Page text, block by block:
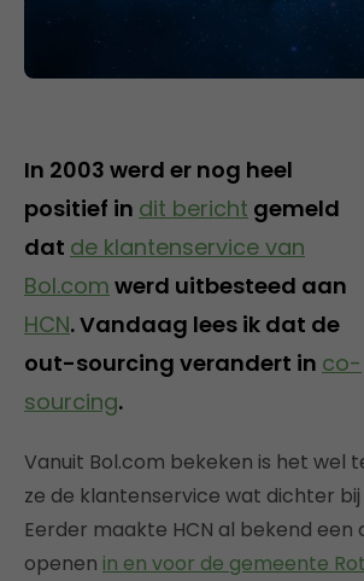
In 2003 werd er nog heel
positief in dit bericht gemeld
dat de klantenservice van
Bol.com werd uitbesteed aan
HCN. Vandaag lees ik dat de
out-sourcing verandert in co-
sourcing.
Vanuit Bol.com bekeken is het wel
ze de klantenservice wat dichter
Eerder maakte HCN al bekend
openen in en voor de gemeente